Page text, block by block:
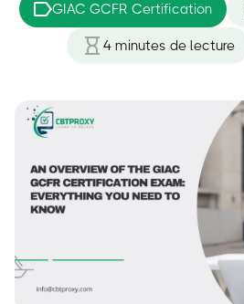
GIAC GCFR Certification
4 minutes de lecture